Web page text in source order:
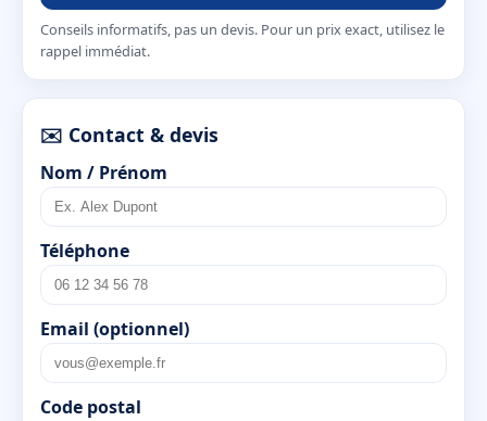
Conseils informatifs, pas un devis. Pour un prix exact, utilisez le
rappel immédiat.
✉️ Contact & devis
Nom / Prénom
Téléphone
Email (optionnel)
Code postal